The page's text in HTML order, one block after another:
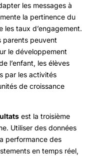
les messages à
la pertinence du
les taux d’engagement.
parents peuvent
le développement
l’enfant, les élèves
par les activités
de croissance
est la troisième
Utiliser des données
performance des
en temps réel,